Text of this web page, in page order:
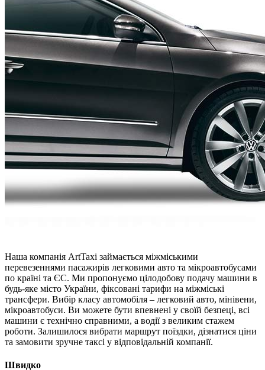
Наша компанія ArtTaxi займається міжміськими
перевезеннями пасажирів легковими авто та мікроавтобусами
по країні та ЄС. Ми пропонуємо цілодобову подачу машини в
будь-яке місто України, фіксовані тарифи на міжміські
трансфери. Вибір класу автомобіля – легковий авто, мінівени,
мікроавтобуси. Ви можете бути впевнені у своїй безпеці, всі
машини є технічно справними, а водії з великим стажем
роботи. Залишилося вибрати маршрут поїздки, дізнатися ціни
та замовити зручне таксі у відповідальній компанії.
Швидко